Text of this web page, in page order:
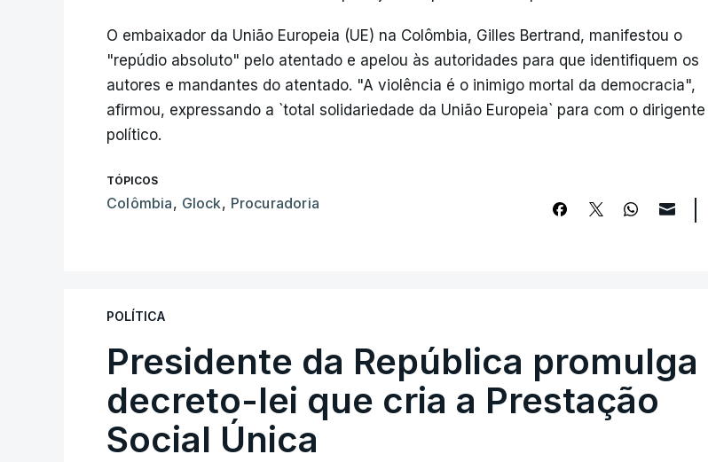
O embaixador da União Europeia (UE) na Colômbia, Gilles Bertrand, manifestou o
"repúdio absoluto" pelo atentado e apelou às autoridades para que identifiquem os
autores e mandantes do atentado. "A violência é o inimigo mortal da democracia",
afirmou, expressando a `total solidariedade da União Europeia` para com o dirigente
político.
TÓPICOS
Colômbia, Glock, Procuradoria
POLÍTICA
Presidente da República promulga
decreto-lei que cria a Prestação
Social Única